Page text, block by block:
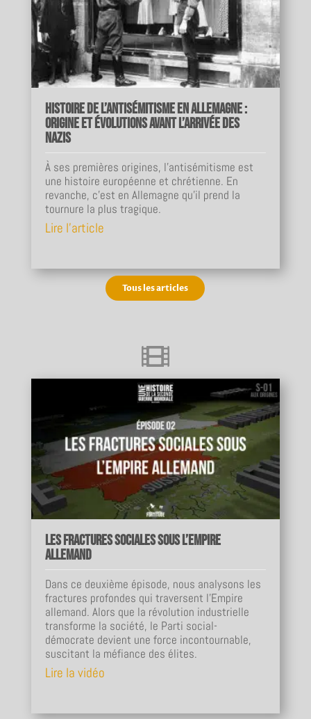
Histoire de l’antisémitisme en Allemagne :
origine et évolutions avant l’arrivée des
nazis
À ses premières origines, l'antisémitisme est
une histoire européenne et chrétienne. En
revanche, c'est en Allemagne qu'il prend la
tournure la plus tragique.
Lire l'article
Tous les articles

Les fractures sociales sous l’Empire
allemand
Dans ce deuxième épisode, nous analysons les
fractures profondes qui traversent l’Empire
allemand. Alors que la révolution industrielle
transforme la société, le Parti social-
démocrate devient une force incontournable,
suscitant la méfiance des élites.
Lire la vidéo